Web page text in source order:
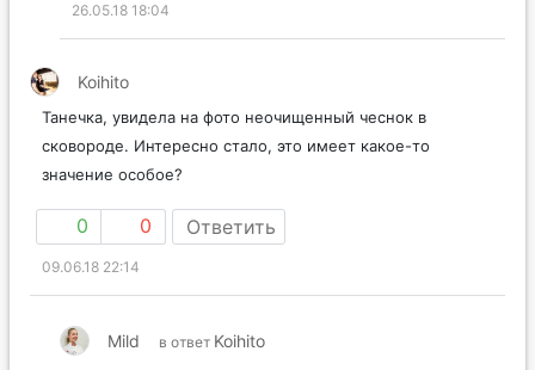
26.05.18 18:04
Koihito
Танечка, увидела на фото неочищенный чеснок в
сковороде. Интересно стало, это имеет какое-то
значение особое?
0 0 Ответить
09.06.18 22:14
Mild в ответ Koihito